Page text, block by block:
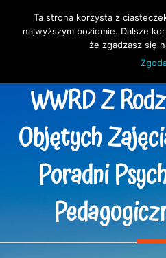
Zasady
WWRD Z
Objętych
Poradni
Ta strona korzysta z
najwyższym poziomie. Dalsze
że zgadzasz się